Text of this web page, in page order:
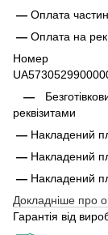
— Оплата
— Оплата на
Номер
—
реквізитами
— Накладений
— Накладений
— Накладений
Докладніше про
Гарантія від